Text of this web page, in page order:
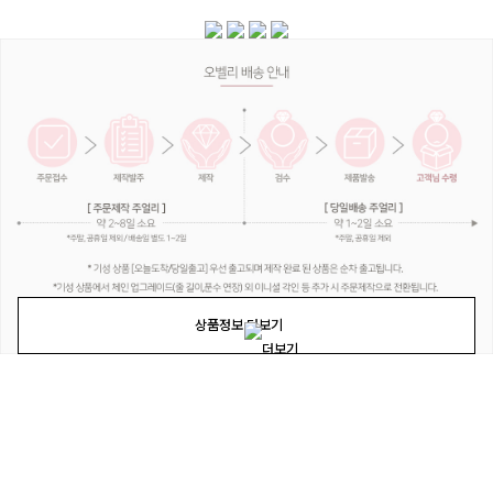
상품정보 더보기